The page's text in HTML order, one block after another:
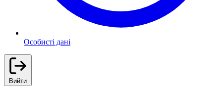
Особисті дані
Вийти